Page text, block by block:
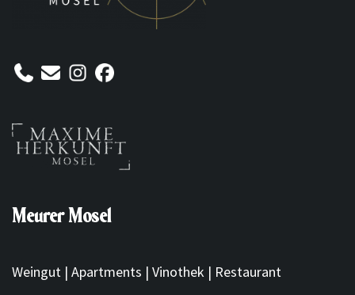
Meurer Mosel
Weingut | Apartments | Vinothek | Restaurant